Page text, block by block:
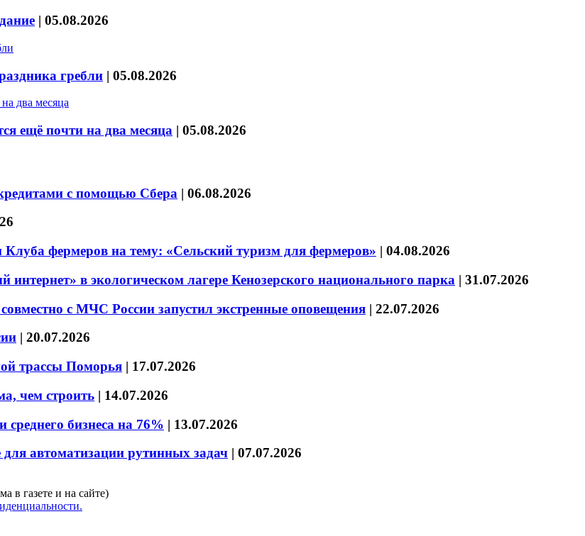
| 05.08.2026
гребли | 05.08.2026
ещё почти на два месяца | 05.08.2026
с помощью Сбера | 06.08.2026
фермеров на тему: «Сельский туризм для фермеров» | 04.08.2026
в экологическом лагере Кенозерского национального парка | 31.07.2026
с МЧС России запустил экстренные оповещения | 22.07.2026
| 20.07.2026
трассы Поморья | 17.07.2026
чем строить | 14.07.2026
бизнеса на 76% | 13.07.2026
автоматизации рутинных задач | 07.07.2026
в газете и на сайте)